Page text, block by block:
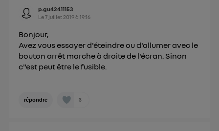
p.gu42411153
Le7 juillet 2019à19:16
Bonjour,
Avez vous essayer d'éteindre ou d'allumer avec le
bouton arrêt marche à droite de l'écran. Sinon
c"est peut être le fusible.
répondre 3